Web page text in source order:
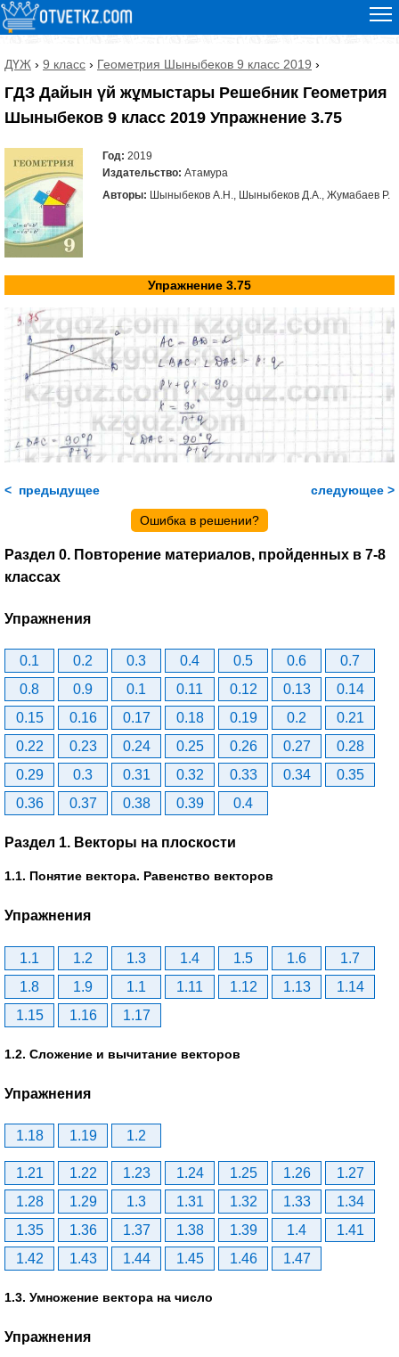
ДҮЖ › 9 класс › Геометрия Шыныбеков 9 класс 2019 ›
ГДЗ Дайын үй жұмыстары Решебник Геометрия
Шыныбеков 9 класс 2019 Упражнение 3.75
Год: 2019
Издательство: Атамура
Авторы: Шыныбеков А.Н., Шыныбеков Д.А., Жумабаев Р.
Упражнение 3.75
< предыдущее следующее >
Ошибка в решении?
Раздел 0. Повторение материалов, пройденных в 7-8
классах
Упражнения
0.1 0.2 0.3 0.4 0.5 0.6
0.7
0.8
0.9 0.1 0.11 0.12 0.13
0.14
0.15
0.16 0.17 0.18 0.19 0.2
0.21
0.22
0.23 0.24 0.25 0.26 0.27
0.28
0.29
0.3 0.31 0.32 0.33 0.34
0.35
0.36
0.37 0.38 0.39 0.4
Раздел 1. Векторы на плоскости
1.1. Понятие вектора. Равенство векторов
Упражнения
1.1 1.2 1.3 1.4 1.5 1.6
1.7
1.8
1.9 1.1 1.11 1.12 1.13
1.14
1.15
1.16 1.17
1.2. Сложение и вычитание векторов
Упражнения
1.18 1.19 1.2
1.21 1.22 1.23 1.24 1.25 1.26
1.27
1.28
1.29 1.3 1.31 1.32 1.33
1.34
1.35
1.36 1.37 1.38 1.39 1.4
1.41
1.42
1.43 1.44 1.45 1.46 1.47
1.3. Умножение вектора на число
Упражнения